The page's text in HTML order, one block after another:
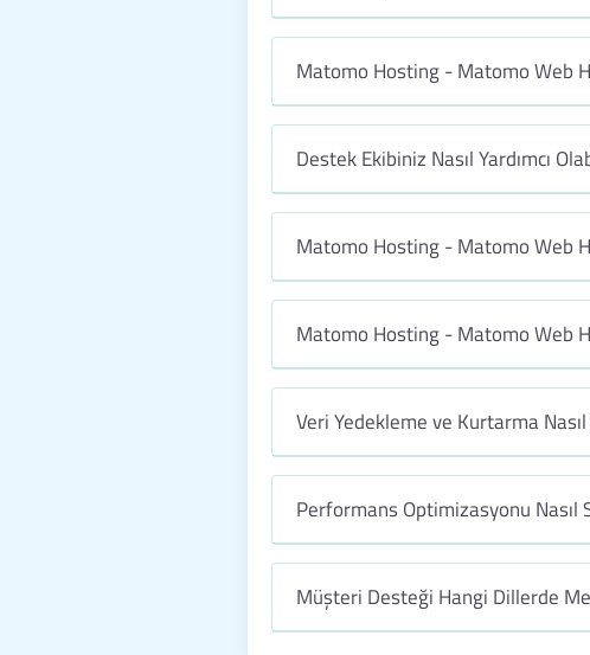
Matomo Hosting - Matomo Web
Destek Ekibiniz Nasıl Yardımcı
Matomo Hosting - Matomo Web
Matomo Hosting - Matomo Web
Veri Yedekleme ve Kurtarma Nasıl
Performans Optimizasyonu Nasıl
Müşteri Desteği Hangi Dillerde